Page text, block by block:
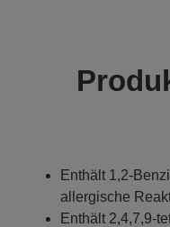
Enthält 1,2-
allergische
Enthält 2,4,7,9-